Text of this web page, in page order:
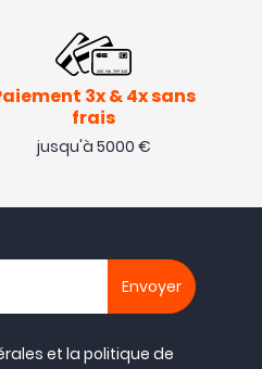
3x & 4x sans
frais
jusqu'à 5000 €
et lapolitique de